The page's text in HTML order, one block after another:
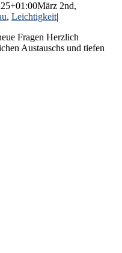
März 2nd,
, Leichtigkeit|
Fragen Herzlich
Austauschs und tiefen